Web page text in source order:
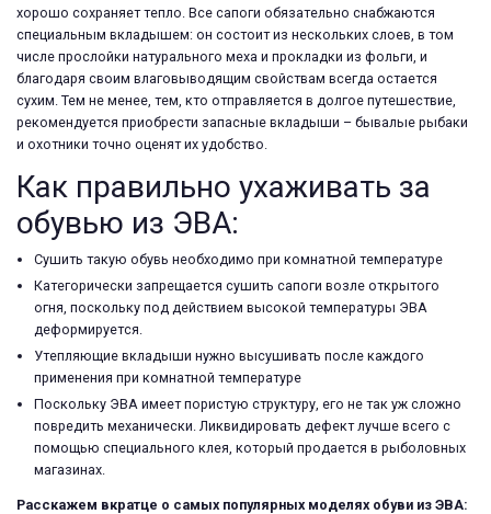
хорошо сохраняет тепло. Все сапоги обязательно снабжаются
специальным вкладышем: он состоит из нескольких слоев, в том
числе прослойки натурального меха и прокладки из фольги, и
благодаря своим влаговыводящим свойствам всегда остается
сухим. Тем не менее, тем, кто отправляется в долгое путешествие,
рекомендуется приобрести запасные вкладыши – бывалые рыбаки
и охотники точно оценят их удобство.
Как правильно ухаживать за
обувью из ЭВА:
Сушить такую обувь необходимо при комнатной температуре
Категорически запрещается сушить сапоги возле открытого
огня, поскольку под действием высокой температуры ЭВА
деформируется.
Утепляющие вкладыши нужно высушивать после каждого
применения при комнатной температуре
Поскольку ЭВА имеет пористую структуру, его не так уж сложно
повредить механически. Ликвидировать дефект лучше всего с
помощью специального клея, который продается в рыболовных
магазинах.
Расскажем вкратце о самых популярных моделях обуви из ЭВА: